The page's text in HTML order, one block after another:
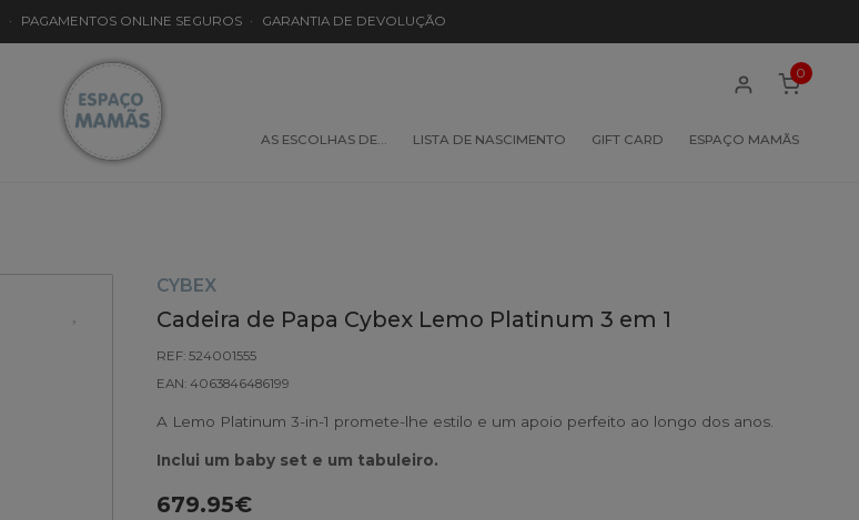
· PAGAMENTOS ONLINE SEGUROS · GARANTIA DE DEVOLUÇÃO
AS ESCOLHAS DE… LISTA DE NASCIMENTO GIFT CARD ESPAÇO MAMÃS
0
CYBEX
Cadeira de Papa Cybex Lemo Platinum 3 em 1
REF: 524001555
EAN: 4063846486199
A Lemo Platinum 3-in-1 promete-lhe estilo e um apoio perfeito ao longo dos anos.
Inclui um baby set e um tabuleiro.
679.95€